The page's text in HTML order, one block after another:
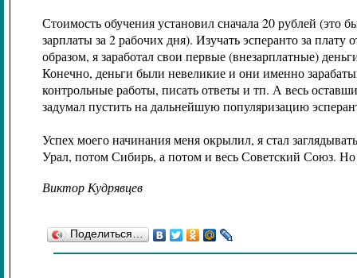
Стоимость обучения установил сначала 20 рублей (это
зарплаты за 2 рабочих дня). Изучать эсперанто за
образом, я заработал свои первые (внезарплатные)
Конечно, деньги были невеликие и они именно
контрольные работы, писать ответы и тп. А весь
задумал пустить на дальнейшую популяризацию
Успех моего начинания меня окрылил, я стал
Урал, потом Сибирь, а потом и весь Советский Союз.
Виктор Кудрявцев
Поделиться…